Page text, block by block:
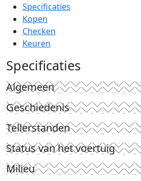
Specificaties
Kopen
Checken
Keuren
Specificaties
Algemeen
Geschiedenis
Tellerstanden
Status van het voertuig
Milieu